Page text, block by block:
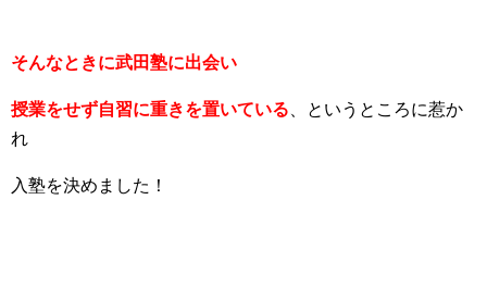
そんなときに武田塾に出会い
授業をせず自習に重きを置いている 、というところに惹か
れ
入塾を決めました！